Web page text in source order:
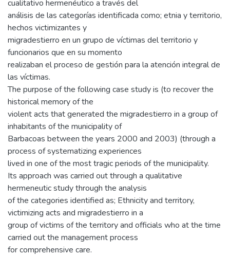
cualitativo hermenéutico a través del
análisis de las categorías identificada como; etnia y territorio,
hechos victimizantes y
migradestierro en un grupo de víctimas del territorio y
funcionarios que en su momento
realizaban el proceso de gestión para la atención integral de
las víctimas.
The purpose of the following case study is (to recover the
historical memory of the
violent acts that generated the migradestierro in a group of
inhabitants of the municipality of
Barbacoas between the years 2000 and 2003) (through a
process of systematizing experiences
lived in one of the most tragic periods of the municipality.
Its approach was carried out through a qualitative
hermeneutic study through the analysis
of the categories identified as; Ethnicity and territory,
victimizing acts and migradestierro in a
group of victims of the territory and officials who at the time
carried out the management process
for comprehensive care.